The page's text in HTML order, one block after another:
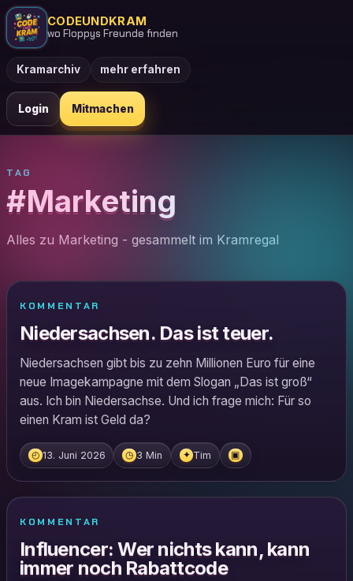
CODEUNDKRAM
wo Floppys Freunde finden
Kramarchiv mehr erfahren
Login Mitmachen
TAG
#Marketing
Alles zu Marketing - gesammelt im Kramregal
KOMMENTAR
Niedersachsen. Das ist teuer.
Niedersachsen gibt bis zu zehn Millionen Euro für eine
neue Imagekampagne mit dem Slogan „Das ist groß“
aus. Ich bin Niedersachse. Und ich frage mich: Für so
einen Kram ist Geld da?
◴ 13. Juni 2026 ◷ 3 Min ✦ Tim ▣
KOMMENTAR
Influencer: Wer nichts kann, kann
immer noch Rabattcode